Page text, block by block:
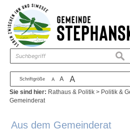
Zum Inhalt ,zur Navigation
Schriftgröße A A A
Sie sind hier: Rathaus & Politik > Politik &
Gemeinderat
Aus dem Gemeinderat